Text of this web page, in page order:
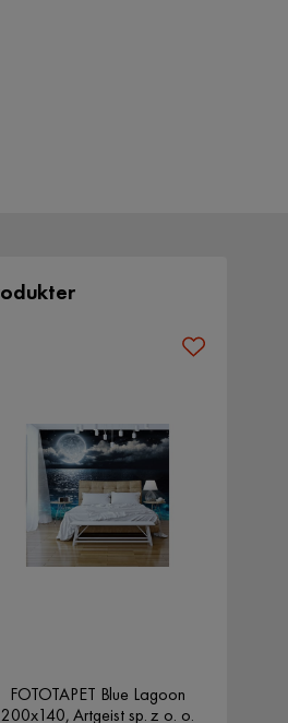
FOTOTAPET Blue Lagoon
200x140, Artgeist sp. z o. o.